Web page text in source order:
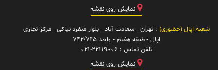
نمایش روی نقشه
شعبه اپال (حضوری) : تهران - سعادت آباد - بلوار منفرد نیاکی - مرکز تجاری
اپال - طبقه هفتم - واحد 742/745
تلفن تماس : 021-22119006
نمایش روی نقشه